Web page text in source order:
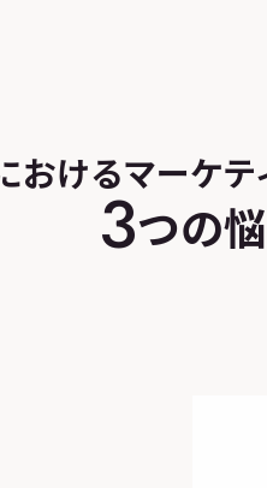
おけるマーケ
3つの